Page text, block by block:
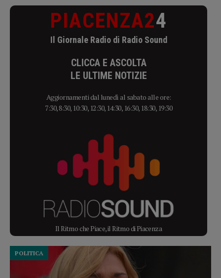
PIACENZA24
Il Giornale Radio di Radio Sound
CLICCA E ASCOLTA
LE ULTIME NOTIZIE
Aggiornamenti dal lunedì al sabato alle ore:
7:30, 8:30, 10:30, 12:30, 14:30, 16:30, 18:30, 19:30
Il Ritmo che Piace, il Ritmo di Piacenza
POLITICA